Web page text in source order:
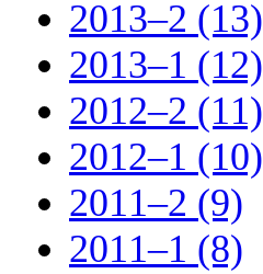
2013–2 (13)
2013–1 (12)
2012–2 (11)
2012–1 (10)
2011–2 (9)
2011–1 (8)